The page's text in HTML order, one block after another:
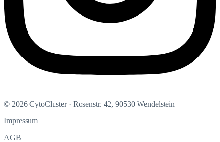
© 2026 CytoCluster · Rosenstr. 42, 90530 Wendelstein
Impressum
AGB